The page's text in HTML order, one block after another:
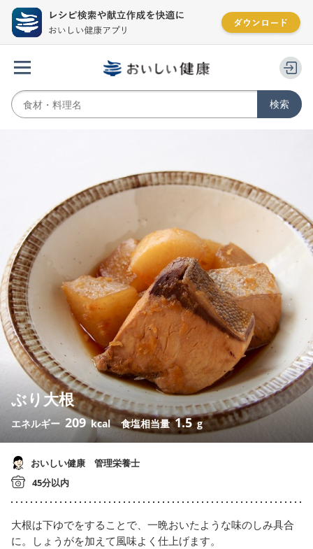
ぶり大根
エネルギー 209 kcal 食塩相当量1.5 g
おいしい健康 管理栄養士
45分以内
大根は下ゆでをすることで、一晩おいたような味のしみ具合
に。しょうがを加えて風味よく仕上げます。